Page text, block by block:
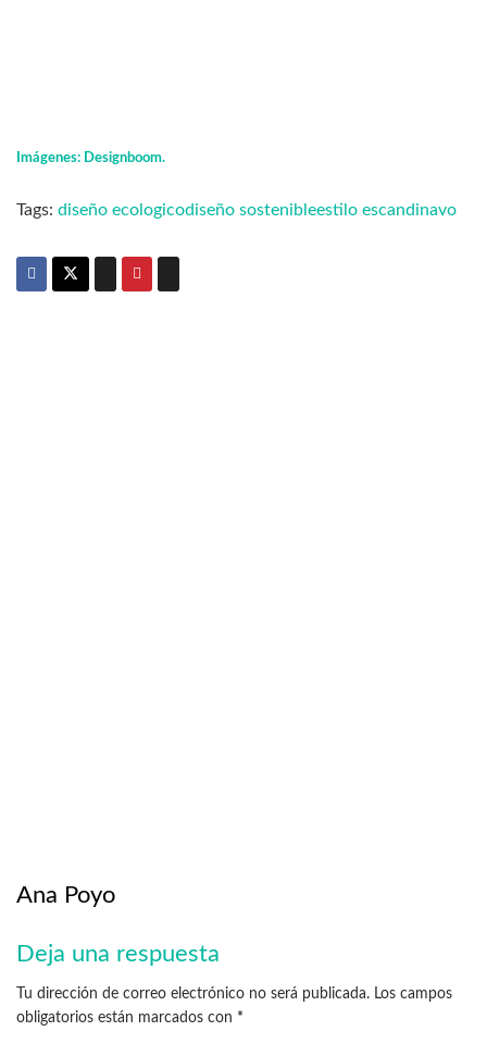
Imágenes: Designboom.
Tags: diseño ecologicodiseño sostenibleestilo escandinavo
Ana Poyo
Deja una respuesta
Tu dirección de correo electrónico no será publicada. Los campos
obligatorios están marcados con *